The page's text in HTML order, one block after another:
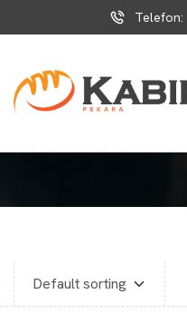
Telefon: